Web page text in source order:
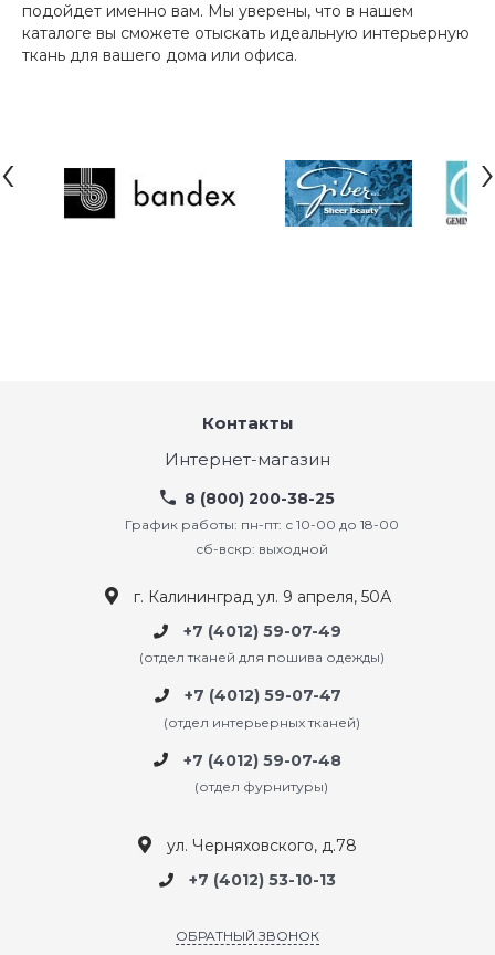
подойдет именно вам. Мы уверены, что в нашем
каталоге вы сможете отыскать идеальную интерьерную
ткань для вашего дома или офиса.
‹ ›
Контакты
Интернет-магазин
8 (800) 200-38-25
График работы: пн-пт: с 10-00 до 18-00
сб-вскр: выходной
г. Калининград ул. 9 апреля, 50А
+7 (4012) 59-07-49
(отдел тканей для пошива одежды)
+7 (4012) 59-07-47
(отдел интерьерных тканей)
+7 (4012) 59-07-48
(отдел фурнитуры)
ул. Черняховского, д.78
+7 (4012) 53-10-13
ОБРАТНЫЙ ЗВОНОК